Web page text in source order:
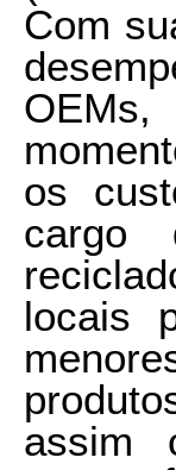
Com
os
cargo
locais
assim